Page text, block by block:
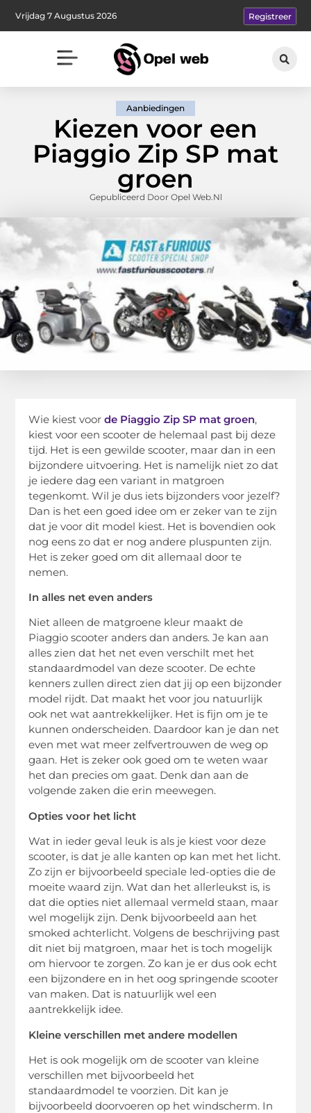
Vrijdag 7 Augustus 2026 Registreer
Aanbiedingen
Kiezen voor een
Piaggio Zip SP mat
groen
Gepubliceerd Door Opel Web.nl
Wie kiest voorde Piaggio Zip SP mat groen,
kiest voor een scooter de helemaal past bij deze
tijd. Het is een gewilde scooter, maar dan in een
bijzondere uitvoering. Het is namelijk niet zo dat
je iedere dag een variant in matgroen
tegenkomt. Wil je dus iets bijzonders voor jezelf?
Dan is het een goed idee om er zeker van te zijn
dat je voor dit model kiest. Het is bovendien ook
nog eens zo dat er nog andere pluspunten zijn.
Het is zeker goed om dit allemaal door te
nemen.
In alles net even anders
Niet alleen de matgroene kleur maakt de
Piaggio scooter anders dan anders. Je kan aan
alles zien dat het net even verschilt met het
standaardmodel van deze scooter. De echte
kenners zullen direct zien dat jij op een bijzonder
model rijdt. Dat maakt het voor jou natuurlijk
ook net wat aantrekkelijker. Het is fijn om je te
kunnen onderscheiden. Daardoor kan je dan net
even met wat meer zelfvertrouwen de weg op
gaan. Het is zeker ook goed om te weten waar
het dan precies om gaat. Denk dan aan de
volgende zaken die erin meewegen.
Opties voor het licht
Wat in ieder geval leuk is als je kiest voor deze
scooter, is dat je alle kanten op kan met het licht.
Zo zijn er bijvoorbeeld speciale led-opties die de
moeite waard zijn. Wat dan het allerleukst is, is
dat die opties niet allemaal vermeld staan, maar
wel mogelijk zijn. Denk bijvoorbeeld aan het
smoked achterlicht. Volgens de beschrijving past
dit niet bij matgroen, maar het is toch mogelijk
om hiervoor te zorgen. Zo kan je er dus ook echt
een bijzondere en in het oog springende scooter
van maken. Dat is natuurlijk wel een
aantrekkelijk idee.
Kleine verschillen met andere modellen
Het is ook mogelijk om de scooter van kleine
verschillen met bijvoorbeeld het
standaardmodel te voorzien. Dit kan je
bijvoorbeeld doorvoeren op het windscherm. In